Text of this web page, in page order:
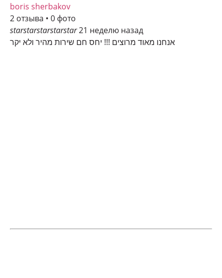
boris sherbakov
2 отзыва • 0 фото
starstarstarstarstar21 неделю назад
אנחנו מאוד מרוצים !!! יחס חם שירות מהיר ולא יקר